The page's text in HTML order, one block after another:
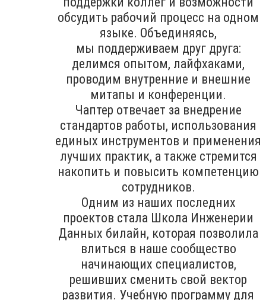
обсудить рабочий процесс на одном
языке. Объединяясь,
мы поддерживаем друг друга:
делимся опытом, лайфхаками,
проводим внутренние и внешние
митапы и конференции.
Чаптер отвечает за внедрение
стандартов работы, использования
единых инструментов и применения
лучших практик, а также стремится
накопить и повысить компетенцию
сотрудников.
Одним из наших последних
проектов стала Школа Инженерии
Данных билайн, которая позволила
влиться в наше сообщество
начинающих специалистов,
решивших сменить свой вектор
развития. Учебную программу для